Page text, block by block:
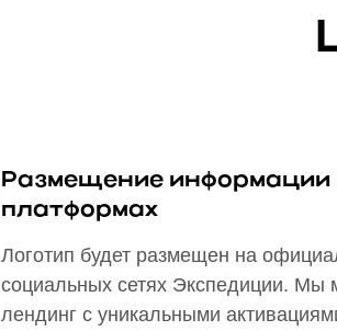
Размещение
платформах
Логотип будет размещен на
социальных сетях Экспедиции. Мы
лендинг с уникальными